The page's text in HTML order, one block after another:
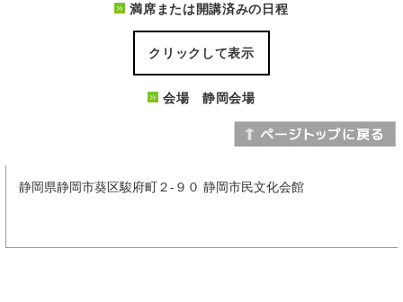
満席または開講済みの日程
クリックして表示
会場 静岡会場
静岡県静岡市葵区駿府町２-９０ 静岡市民文化会館